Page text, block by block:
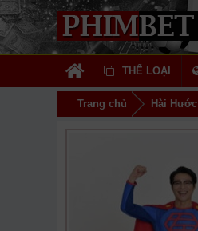
THỂ LOẠI
Trang chủ Hài Hước